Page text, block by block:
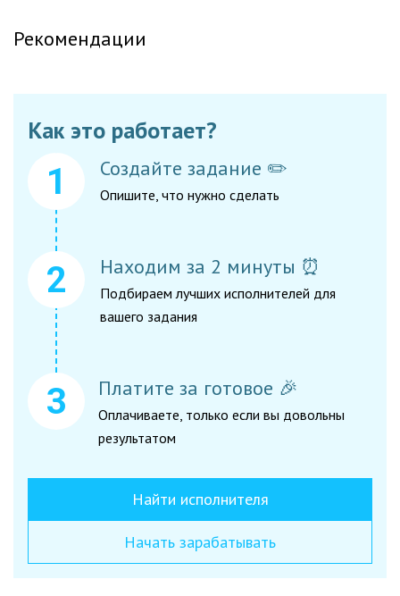
Рекомендации
Как это работает?
Создайте задание ✏️
Опишите, что нужно сделать
Находим за 2 минуты ⏰
Подбираем лучших исполнителей для
вашего задания
Платите за готовое 🎉
Оплачиваете, только если вы довольны
результатом
Найти исполнителя
Начать зарабатывать